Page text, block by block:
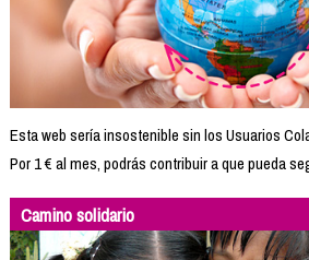
Esta web sería insostenible sin los Usuarios
Por 1 € al mes, podrás contribuir a que pueda
Camino solidario